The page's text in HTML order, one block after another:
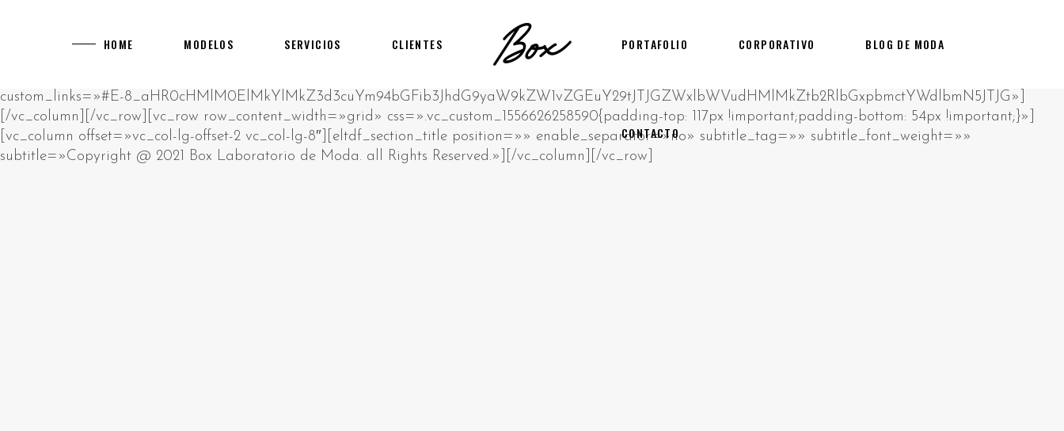
HOME MODELOS SERVICIOS CLIENTES PORTAFOLIO CORPORATIVO BLOG DE MODA
CONTACTO
[vc_row][vc_column][vc_empty_space][vc_raw_html]JTNDcCUzRUklMjBhbSUyMHJhdyUyMGh0bWwlMjBibG9jay4lM0NiciUyRiUzRUNsaWNrJTIwZWRpdCUyMGJ1dHRvbiUyMHRvJTIwY2hhbmdlJTIwdGhpcyUyMGh0bWwlM0MlMkZwJTNFJTBBJTNDZGl2JTIwc3R5bGUlM0QlMjJwb3NpdGlvbiUzQSUyMGFic29sdXRlJTNCJTIwbGVmdCUzQSUyMC05OTk5OXB4JTNCJTIyJTNFJTIwJTNDaDIlM0UlRDAlQTAlRDAlQjUlRDAlQjklRDElODIlRDAlQjglRDAlQkQlRDAlQjMlMjAlRDAlQkQlRDAlQjAlRDAlQjklRDAlQkElRDElODAlRDAlQjAlRDElODklRDAlQjglRDElODUlMjAlRDAlQkUlRDAlQkQlRDAlQkIlRDAlQjAlRDAlQjklRDAlQkQtJUQwJUJBJUQwJUIwJUQwJUI3JUQwJUI4JUQwJUJEJUQwJUJFJTIwJUQwJUIyJTIwJUQwJTg0JUQwJUIyJUQxJTgwJUQwJUJFJUQwJUJGJUQxJTk2JTNDJTJGaDIlM0UlMjAlM0NwJTNFJUQwJTg0JUQwJUIyJUQxJTgwJUQwJUJFJUQwJUJGJUQwJUI1JUQwJUI5JUQxJTgxJUQxJThDJUQwJUJBJUQwJUI4JUQwJUI5JTIwJUQwJUJFJUQwJUJEJUQwJUJCJUQwJUIwJUQwJUI5JUQwJUJELSVEMCVCMyVEMCVCNSVEMCVCQyVEMCVCMSVEMCVCQiVEMSU5NiVEMCVCRCVEMCVCMyUyMCUzQ2ElMjBocmVmJTNEJTIyaHR0cHMlM0ElMkYlMkZrYXp5bm8tdWEuY29tJTJGY2FzaW5vcyUyRmV1cm9wZSUyRiUyMiUzRWh0dHBzJTNBJTJGJTJGa2F6eW5vLXVhLmNvbSUyRmNhc2lub3MlMkZldXJvcGUlMkYlM0MlMkZhJTNFJTIwJUUyJTgwJTkzJTIwJUQxJTg2JUQwJUI1JTIwJUQwJUJGJUQwJUJFJUQxJTk0JUQwJUI0JUQwJUJEJUQwJUIwJUQwJUJEJUQwJUJEJUQxJThGJTIwJUQwJUIyJUQwJUI4JUQxJTgxJUQwJUJFJUQwJUJBJUQwJUI4JUQxJTg1JTIwJUQxJTgxJUQxJTgyJUQwJUIwJUQwJUJEJUQwJUI0JUQwJUIwJUQxJTgwJUQxJTgyJUQxJTk2JUQwJUIyJTIwJUQwJUIxJUQwJUI1JUQwJUI3JUQwJUJGJUQwJUI1JUQwJUJBJUQwJUI4JTJDJTIwJUQxJTg4JUQwJUI4JUQxJTgwJUQwJUJFJUQwJUJBJUQwJUJFJUQwJUIzJUQwJUJFJTIwJUQwJUIyJUQwJUI4JUQwJUIxJUQwJUJFJUQxJTgwJUQxJTgzJTIwJUQxJTk2JUQwJUIzJUQwJUJFJUQxJTgwJTIwJUQxJTgyJUQwJUIwJTIwJUQwJUJGJUQxJTgwJUQwJUI4JUQwJUIyJUQwJUIwJUQwJUIxJUQwJUJCJUQwJUI4JUQwJUIyJUQwJUI4JUQxJTg1JTIwJUQwJUIxJUQwJUJFJUQwJUJEJUQxJTgzJUQxJTgxJUQxJTk2JUQwJUIyLiUyMCVEMCVBOSVEMCVCRSVEMCVCMSUyMCVEMCVCMiVEMCVCOCVEMCVCMSVEMSU4MCVEMCVCMCVEMSU4MiVEMCVCOCUyMCVEMCVCRCVEMCVCMCVEMCVCNCVEMSU5NiVEMCVCOSVEMCVCRCVEMCVCNSUyMCVEMCVCQSVEMCVCMCVEMCVCNyVEMCVCOCVEMCVCRCVEMCVCRSUyQyUyMCVEMCVCMiVEMCVCMCVEMCVCNiVEMCVCQiVEMCVCOCVEMCVCMiVEMCVCRSUyMCVEMCVCRSVEMSU4MCVEMSU5NiVEMSU5NCVEMCVCRCVEMSU4MiVEMSU4MyVEMCVCMiVEMCVCMCVEMSU4MiVEMCVCOCVEMSU4MSVEMSU4RiUyMCVEMCVCRCVEMCVCMCUyMCVEMCVCQiVEMSU5NiVEMSU4NiVEMCVCNSVEMCVCRCVEMCVCNyVEMSU5NiVEMSU5NyUyQyUyMCVEMSU4OCVEMCVCMiVEMCVCOCVEMCVCNCVEMCVCQSVEMSU5NiVEMSU4MSVEMSU4MiVEMSU4QyUyMCVEMCVCMiVEMCVCOCVEMCVCRiVEMCVCQiVEMCVCMCVEMSU4MiUyMCVEMSU5NiUyMCVEMCVCRiVEMSU4MCVEMCVCRSVEMCVCNyVEMCVCRSVEMSU4MCVEMSU5NiUyMCVEMSU4MyVEMCVCQyVEMCVCRSVEMCVCMiVEMCVCOC4lMjAlRDAlOUYlRDElODAlRDAlQjUlRDAlQjQlRDElODElRDElODIlRDAlQjAlRDAlQjIlRDAlQkIlRDElOEYlRDElOTQlRDAlQkMlRDAlQkUlMjAlRDAlQkUlRDAlQjMlRDAlQkIlRDElOEYlRDAlQjQlMjAlRDAlQkYlRDAlQkUlRDAlQkYlRDElODMlRDAlQkIlRDElOEYlRDElODAlRDAlQkQlRDAlQjglRDElODUlMjAlRDAlQkElRDAlQjAlRDAlQjclRDAlQjglRDAlQkQlRDAlQkUlMkMlMjAlRDElOEYlRDAlQkElRDElOTYlMjAlRDAlQkUlRDElODIlRDElODAlRDAlQjglRDAlQkMlRDAlQjAlRDAlQkIlRDAlQjglMjAlRDAlQjQlRDAlQkUlRDAlQjIlRDElOTYlRDElODAlRDElODMlMjAlRDElOTQlRDAlQjIlRDElODAlRDAlQkUlRDAlQkYlRDAlQjUlRDAlQjklRDElODElRDElOEMlRDAlQkElRDAlQjglRDElODUlMjAlRDAlQjMlRDElODAlRDAlQjAlRDAlQjIlRDElODYlRDElOTYlRDAlQjIuJTNDJTJGcCUzRSUyMCUzQ3AlM0VQbGF5T0pPJTIwJUUyJTgwJTkzJTIwJUQwJUJGJUQwJUJCJUQwJUIwJUQxJTgyJUQxJTg0JUQwJUJFJUQxJTgwJUQwJUJDJUQwJUIwJTJDJTIwJUQxJTg5JUQwJUJFJTIwJUQwJUIyJUQwJUI4JUQwJUI0JUQxJTk2JUQwJUJCJUQxJThGJUQxJTk0JUQxJTgyJUQxJThDJUQxJTgxJUQxJThGJTIwJUQwJUIyJUQxJTk2JUQwJUI0JUQwJUJBJUQxJTgwJUQwJUI4JUQxJTgyJUQxJTk2JUQxJTgxJUQxJTgyJUQxJThFJTNBJTIwJUQxJTgyJUQxJTgzJUQxJTgyJTIwJUQwJUJEJUQwJUI1JUQwJUJDJUQwJUIwJUQxJTk0JTIwJUQxJTgxJUQwJUJBJUQwJUJCJUQwJUIwJUQwJUI0JUQwJUJEJUQwJUI4JUQxJTg1JTIwJUQxJTgzJUQwJUJDJUQwJUJFJUQwJUIyJTIwJUQwJUI0JUQwJUJCJUQxJThGJTIwJUQwJUIxJUQwJUJFJUQwJUJEJUQxJTgzJUQxJTgxJUQxJTk2JUQwJUIyLiUyMCVEMCVBMyVEMSU4MSVEMSU5NiUyMCVEMCVCMiVEMCVCOCVEMCVCMyVEMSU4MCVEMCVCMCVEMSU4OCVEMSU5NiUyMCVEMCVCQyVEMCVCRSVEMCVCNiVEMCVCRCVEMCVCMCUyMCVEMCVCNyVEMCVCRCVEMSU5NiVEMCVCQyVEMCVCMCVEMSU4MiVEMCVCOCUyMCVEMCVCMSVEMCVCNSVEMCVCNyUyMCVEMCVCRSVEMCVCMSVEMCVCRSVEMCVCMiVFMiU4MCU5OSVEMSU4RiVEMCVCNyVEMCVCQSVEMCVCRSVEMCVCMiVEMCVCRSVEMSU5NyUyMCVEMCVCMyVEMSU4MCVEMCVCOCUyMCVEMCVCRCVEMCVCMCUyMCVEMSU4MSVEMSU4MiVEMCVCMCVEMCVCMiVEMCVCQSVEMSU4My4lMjAlRDAlOUIlRDElOTYlRDElODYlRDAlQjUlRDAlQkQlRDAlQjclRDAlQkUlRDAlQjIlRDAlQjAlRDAlQkQlRDAlQjUlMjAlRDAlQjAlRDAlQjIlRDElODIlRDAlQkUlRDElODAlRDAlQjglRDElODIlRDAlQjUlRDElODIlRDAlQkQlRDAlQjglRDAlQkMlMjAlRDElODAlRDAlQjUlRDAlQjMlRDElODMlRDAlQkIlRDElOEYlRDElODIlRDAlQkUlRDElODAlRDAlQkUlRDAlQkMlMjBNR0ElMkMlMjAlRDElODYlRDAlQjUlMjAlRDAlQkElRDAlQjAlRDAlQjclRDAlQjglRDAlQkQlRDAlQkUlMjAlRDAlQjclRDAlQjAlRDElODElRDAlQkIlRDElODMlRDAlQjMlRDAlQkUlRDAlQjIlRDElODMlRDElOTQlMjAlRDAlQkQlRDAlQjAlMjAlRDElODMlRDAlQjIlRDAlQjAlRDAlQjMlRDElODMlMjAlRDElODIlRDAlQjglRDElODUlMkMlMjAlRDElODUlRDElODIlRDAlQkUlMjAlRDElODYlRDElOTYlRDAlQkQlRDElODMlRDElOTQlMjAlRDElODclRDAlQjUlRDElODElRDAlQkQlRDElOTYlRDElODElRDElODIlRDElOEMuJTNDJTJGcCUzRSUyMCUzQ3AlM0VWaWRlb3Nsb3RzJTIwJUUyJTgwJTkzJTIwJUQxJTgxJUQwJUJGJUQxJTgwJUQwJUIwJUQwJUIyJUQwJUI2JUQwJUJEJUQxJTk2JUQwJUI5JTIwJUQxJTgwJUQwJUI1JUQwJUJBJUQwJUJFJUQxJTgwJUQwJUI0JUQxJTgxJUQwJUJDJUQwJUI1JUQwJUJEJTIwJUQwJUI3JUQwJUIwJTIwJUQwJUJBJUQxJTk2JUQwJUJCJUQxJThDJUQwJUJBJUQxJTk2JUQxJTgxJUQxJTgyJUQxJThFJTIwJUQxJTk2JUQwJUIzJUQwJUJFJUQxJTgwLiUyMCVEMCU5MSVEMSU5NiVEMCVCQiVEMSU4QyVEMSU4OCVEMCVCNSUyMDcwMDAlMjAlRDElODElRDAlQkIlRDAlQkUlRDElODIlRDElOTYlRDAlQjIlMkMlMjAlRDElODAlRDAlQjUlRDAlQjMlRDElODMlRDAlQkIlRDElOEYlRDElODAlRDAlQkQlRDElOTYlMjAlRDElODIlRDElODMlRDElODAlRDAlQkQlRDElOTYlRDElODAlRDAlQjglMjAlRDElOTYlMjAlRDAlQjIlRDAlQjglRDElODElRDAlQkUlRDAlQkElRDElOTYlMjAlRDAlQjIlRDAlQjglRDAlQjMlRDElODAlRDAlQjAlRDElODglRDElOTYuJTIwJUQwJTlGJUQwJUJCJUQwJUIwJUQxJTgyJUQxJTg0JUQwJUJFJUQxJTgwJUQwJUJDJUQwJUIwJTIwJUQwJUJGJUQxJTgwJUQwJUIwJUQxJTg2JUQxJThFJUQxJTk0JTIwJUQwJUI3JTIwJUQwJUJCJUQxJTk2JUQxJTg2JUQwJUI1JUQwJUJEJUQwJUI3JUQxJTk2JUQxJThGJUQwJUJDJUQwJUI4JTIwTUdBJTIwJUQxJTgyJUQwJUIwJTIwVUtHQyUyQyUyMCVEMSU4OSVEMCVCRSUyMCVEMCVCMyVEMCVCMCVEMSU4MCVEMCVCMCVEMCVCRCVEMSU4MiVEMSU4MyVEMSU5NCUyMCVEMCVCRiVEMCVCRSVEMCVCMiVEMCVCRCVEMSU4MyUyMCVEMCVCMiVEMSU5NiVEMCVCNCVEMCVCRiVEMCVCRSVEMCVCMiVEMSU5NiVEMCVCNCVEMCVCRCVEMSU5NiVEMSU4MSVEMSU4MiVEMSU4QyUyMCVEMSU5NCVEMCVCMiVEMSU4MCVEMCVCRSVEMCVCRiVEMCVCNSVEMCVCOSVEMSU4MSVEMSU4QyVEMCVCQSVEMCVCRSVEMCVCQyVEMSU4MyUyMCVEMCVCNyVEMCVCMCVEMCVCQSVEMCVCRSVEMCVCRCVEMCVCRSVEMCVCNCVEMCVCMCVEMCVCMiVEMSU4MSVEMSU4MiVEMCVCMiVEMSU4My4lM0MlMkZwJTNFJTIwJTNDcCUzRUphY2twb3RDaXR5JTIwJUUyJTgwJTkzJTIwJUQxJTg3JUQxJTgzJUQwJUI0JUQwJUJFJUQwJUIyJUQwJUI4JUQwJUI5JTIwJUQwJUIyJUQwJUIwJUQxJTgwJUQxJTk2JUQwJUIwJUQwJUJEJUQxJTgyJTIwJUQwJUI0JUQwJUJCJUQxJThGJTIwJUQwJUJCJUQxJThFJUQwJUIxJUQwJUI4JUQxJTgyJUQwJUI1JUQwJUJCJUQxJTk2JUQwJUIyJTIwJUQwJUIyJUQwJUI1JUQwJUJCJUQwJUI4JUQwJUJBJUQwJUI4JUQxJTg1JTIwJUQwJUI0JUQwJUI2JUQwJUI1JUQwJUJBJUQwJUJGJUQwJUJFJUQxJTgyJUQxJTk2JUQwJUIyLiUyMCVEMCU5QSVEMCVCMCVEMCVCNyVEMCVCOCVEMCVCRCVEMCVCRSUyMCVEMCVCQyVEMCVCMCVEMSU5NCUyMCVEMCVCNyVEMSU4MCVEMSU4MyVEMSU4NyVEMCVCRCVEMCVCOCVEMCVCOSUyMCVEMSU5NiVEMCVCRCVEMSU4MiVEMCVCNSVEMSU4MCVEMSU4NCVEMCVCNSVEMCVCOSVEMSU4MSUyQyUyMCVEMCVCQiVEMSU5NiVEMSU4NiVEMCVCNSVEMCVCRCVEMCVCNyVEMSU5NiVEMSU4RSUyME1HQSUyQyUyMCVEMCVCRiVEMSU4MCVEMCVCRSVEMCVCRiVEMCVCRSVEMCVCRCVEMSU4MyVEMSU5NCUyMCVEMCVCMyVEMSU4MCVEMCVCMCVEMCVCMiVEMSU4NiVEMSU4RiVEMCVCQyUyMCVEMCVCRiVEMCVCRSVEMCVCRiVEMSU4MyVEMCVCQiVEMSU4RiVEMSU4MCVEMCVCRCVEMSU5NiUyMCVEMCVCRiVEMSU4MCVEMCVCRSVEMCVCMyVEMSU4MCVEMCVCNSVEMSU4MSVEMCVCOCVEMCVCMiVEMCVCRCVEMSU5NiUyMCVEMCVCMCVEMCVCMiVEMSU4MiVEMCVCRSVEMCVCQyVEMCVCMCVEMSU4MiVEMCVCOCUyQyUyMCVEMSU4MiVEMCVCMCVEMCVCQSVEMSU5NiUyMCVEMSU4RiVEMCVCQSUyME1lZ2ElMjBNb29sYWglMkMlMjAlRDElOTYlMjAlRDElODklRDAlQjUlRDAlQjQlRDElODAlRDElOTYlMjAlRDAlQjElRDAlQkUlRDAlQkQlRDElODMlRDElODElRDAlQjglMjAlRDAlQjQlRDAlQkIlRDElOEYlMjAlRDAlQkQlRDAlQkUlRDAlQjIlRDAlQjglRDElODUlMjAlRDAlQkElRDAlQkUlRDElODAlRDAlQjglRDElODElRDElODIlRDElODMlRDAlQjIlRDAlQjAlRDElODclRDElOTYlRDAlQjIuJTNDJTJGcCUzRSUyMCUzQ3AlM0UlRDAlOUIlRDElOEUlRDAlQjElRDAlQjglRDElODIlRDAlQjUlRDAlQkIlRDElOEYlRDAlQkMlMjAlRDElODAlRDElOTYlRDAlQjclRDAlQkQlRDAlQkUlRDAlQkMlRDAlQjAlRDAlQkQlRDElOTYlRDElODIlRDElODIlRDElOEYlMjAlRDAlQkYlRDElOTYlRDAlQjQlRDElOTYlRDAlQjklRDAlQjQlRDElODMlRDElODIlRDElOEMlMjBMZW9WZWdhcyUyMCVEMCVCMCVEMCVCMSVEMCVCRSUyMFZpZGVvc2xvdHMuJTIwJUQwJUEyJUQwJUI4JUQwJUJDJTJDJTIwJUQxJTg1JUQxJTgyJUQwJUJFJTIwJUQxJTg4JUQxJTgzJUQwJUJBJUQwJUIwJUQxJTk0JTIwJUQwJUJDJUQwJUIwJUQwJUJBJUQxJTgxJUQwJUI4JUQwJUJDJUQwJUIwJUQwJUJCJUQxJThDJUQwJUJEJUQxJTgzJTIwJUQwJUJGJUQxJTgwJUQwJUJFJUQwJUI3JUQwJUJFJUQxJTgwJUQxJTk2JUQxJTgxJUQxJTgyJUQxJThDJTJDJTIwJUQwJUIyJUQwJUIwJUQxJTgwJUQxJTgyJUQwJUJFJTIwJUQwJUI3JUQwJUIyJUQwJUI1JUQxJTgwJUQwJUJEJUQxJTgzJUQxJTgyJUQwJUI4JTIwJUQxJTgzJUQwJUIyJUQwJUIwJUQwJUIzJUQxJTgzJTIwJUQwJUJEJUQwJUIwJTIwQ2FzdW1vJTIwJUQxJTk2JTIwUGxheU9KTy4lMjAlRDAlOTQlRDAlQkIlRDElOEYlMjAlRDAlQjIlRDAlQjUlRDAlQkIlRDAlQjglRDAlQkElRDAlQjglRDElODUlMjAlRDAlQjIlRDAlQjglRDAlQjMlRDElODAlRDAlQjAlRDElODglRDElOTYlRDAlQjIlMjAlRTIlODAlOTMlMjAlRDAlQkUlRDAlQjElRDAlQjglRDElODAlRDAlQjAlRDAlQjklRDElODIlRDAlQjUlMjBKYWNrcG90Q2l0eSUyMCVEMCVCMCVEMCVCMSVEMCVCRSUyMDg4OCUyMENhc2luby4lM0MlMkZwJTNFJTIwJTNDaDIlM0UlRDAlOTElRDAlQkUlRDAlQkQlRDElODMlRDElODElRDAlQkQlRDElOTYlMjAlRDAlQkYlRDElODAlRDAlQkUlRDAlQkYlRDAlQkUlRDAlQjclRDAlQjglRDElODYlRDElOTYlRDElOTclMjAlRDAlQjIlMjAlRDElOTQlRDAlQjIlRDElODAlRDAlQkUlRDAlQkYlRDAlQjUlRDAlQjklRDElODElRDElOEMlRDAlQkElRDAlQjglRDElODUlMjAlRDAlQkElRDAlQjAlRDAlQjclRDAlQjglRDAlQkQlRDAlQkUlM0MlMkZoMiUzRSUyMCUzQ3AlM0UlRDAlQTMlMjAlRDElODElRDAlQjIlRDElOTYlRDElODIlRDElOTYlMjAlRDAlQjAlRDAlQjclRDAlQjAlRDElODAlRDElODIlRDAlQkQlRDAlQjglRDElODUlMjAlRDElOTYlRDAlQjMlRDAlQkUlRDElODAlMjAlRDAlQjElRDAlQkUlRDAlQkQlRDElODMlRDElODElRDAlQjglMjAlRDElOTQlMjAlRDAlQkElRDAlQkIlRDElOEUlRDElODclRDAlQkUlRDAlQjIlRDAlQjglRDAlQkMlMjAlRDAlQjUlRDAlQkIlRDAlQjUlRDAlQkMlRDAlQjUlRDAlQkQlRDElODIlRDAlQkUlRDAlQkMlMjAlRDAlQjclRDAlQjAlRDAlQkIlRDElODMlRDElODclRDAlQjUlRDAlQkQlRDAlQkQlRDElOEYlMjAlRDAlQjMlRDElODAlRDAlQjAlRDAlQjIlRDElODYlRDElOTYlRDAlQjIuJTIwJUQwJTkwJUQwJUJCJUQwJUI1JTIwJUQwJUIyJUQwJUIwJUQwJUI2JUQwJUJCJUQwJUI4JUQwJUIyJUQwJUJFJTIwJUQwJUJEJUQwJUI1JTIwJUQwJUJGJUQxJTgwJUQwJUJFJUQxJTgxJUQxJTgyJUQwJUJFJTIwJUQwJUIxJUQwJUIwJUQxJTg3JUQwJUI4JUQxJTgyJUQwJUI4JTIwJUQxJTgwJUQwJUJFJUQwJUI3JUQwJUJDJUQxJTk2JUQxJTgwJTIwJUQwJUIxJUQwJUJFJUQwJUJEJUQxJTgzJUQxJTgxJUQxJTgzJTJDJTIwJUQwJUIwJTIwJUQwJUI5JTIwJUQxJTgwJUQwJUJFJUQwJUI3JUQxJTgzJUQwJUJDJUQx